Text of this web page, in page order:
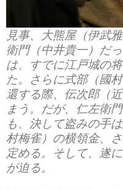
見事、大熊屋（伊武
衛門（中井貴一）だ
は、すでに江戸城の
た。さらに式部（國
還する際、伝次郎（
まう。だが、仁左衛
も、決して盗みの手
村梅雀）の横領金、
定める。そして、遂
が迫る。